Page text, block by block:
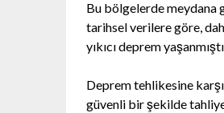
Bu bölgelerde meydana
tarihsel verilere göre,
yıkıcı deprem
Deprem tehlikesine
güvenli bir şekilde tahliye